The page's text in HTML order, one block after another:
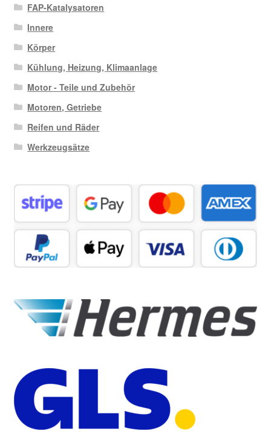
FAP-Katalysatoren
Innere
Körper
Kühlung, Heizung, Klimaanlage
Motor - Teile und Zubehör
Motoren, Getriebe
Reifen und Räder
Werkzeugsätze